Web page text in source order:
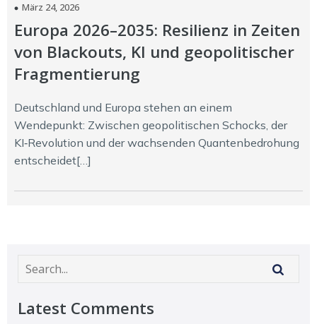
März 24, 2026
Europa 2026–2035: Resilienz in Zeiten
von Blackouts, KI und geopolitischer
Fragmentierung
Deutschland und Europa stehen an einem
Wendepunkt: Zwischen geopolitischen Schocks, der
KI‑Revolution und der wachsenden Quantenbedrohung
entscheidet[…]
Latest Comments